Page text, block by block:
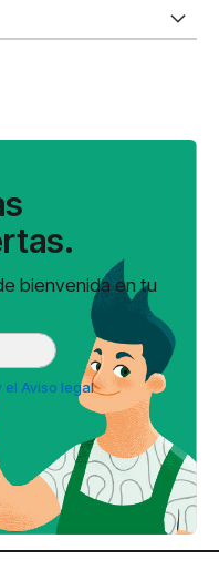
bienvenida en tu
el Aviso legal